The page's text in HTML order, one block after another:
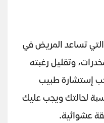
تساعد المريض في
وتقليل رغبته
إستشارة طبيب
لحالتك ويجب عليك
عشوائية.